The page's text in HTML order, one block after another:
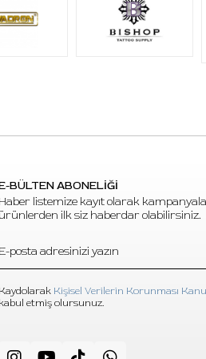
07
uç
BÜLTEN ABONELİĞİ
Haber listemize kayıt olarak
ürünlerden ilk siz haberdar olabilirsiniz.
Kaydolarak Kişisel Verilerin Korunması
kabul etmiş olursunuz.